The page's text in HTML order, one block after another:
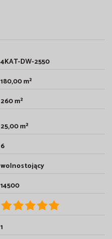
4KAT-DW-2550
180,00 m²
260 m²
25,00 m²
6
wolnostojący
14500
1